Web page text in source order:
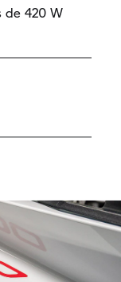
de 420 W